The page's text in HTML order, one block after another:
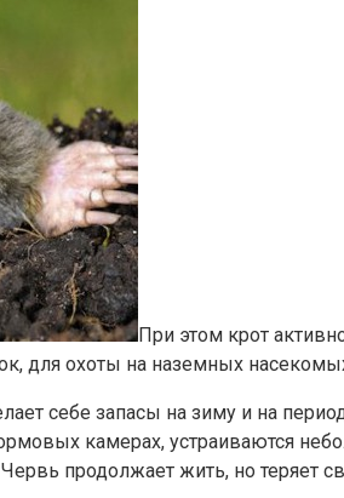
При этом крот
для охоты на наземных
себе запасы на зиму и на
камерах, устраиваются
продолжает жить, но теряет